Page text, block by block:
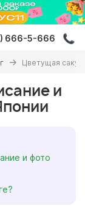
666-5-666
Цветущая
и
и фото